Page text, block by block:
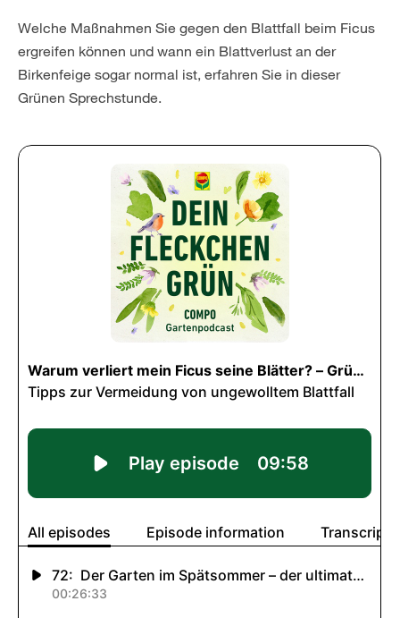
Welche Maßnahmen Sie gegen den Blattfall beim Ficus
ergreifen können und wann ein Blattverlust an der
Birkenfeige sogar normal ist, erfahren Sie in dieser
Grünen Sprechstunde.